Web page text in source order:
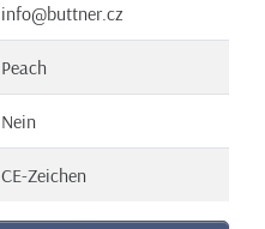
info@buttner.cz
Peach
Nein
CE-Zeichen